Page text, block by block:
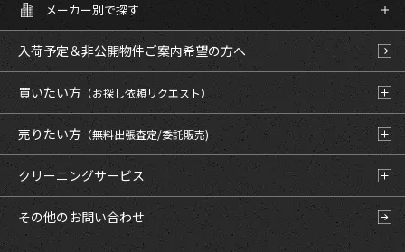
メーカー別で探す
入荷予定＆非公開物件ご案内希望の方へ
買いたい方 （お探し依頼リクエスト）
売りたい方（無料出張査定/委託販売)
クリーニングサービス
その他のお問い合わせ